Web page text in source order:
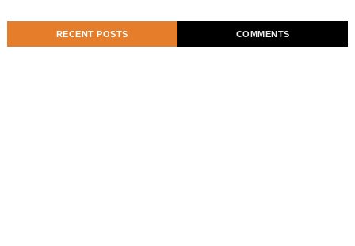
RECENT POSTS COMMENTS